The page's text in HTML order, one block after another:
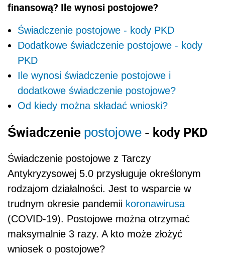
finansową? Ile wynosi postojowe?
Świadczenie postojowe - kody PKD
Dodatkowe świadczenie postojowe - kody
PKD
Ile wynosi świadczenie postojowe i
dodatkowe świadczenie postojowe?
Od kiedy można składać wnioski?
Świadczenie postojowe - kody PKD
Świadczenie postojowe z Tarczy
Antykryzysowej 5.0 przysługuje określonym
rodzajom działalności. Jest to wsparcie w
trudnym okresie pandemii koronawirusa
(COVID-19). Postojowe można otrzymać
maksymalnie 3 razy. A kto może złożyć
wniosek o postojowe?